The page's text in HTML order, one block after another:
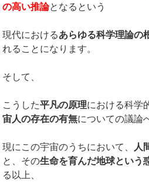
の高い推論となるという
現代におけるあらゆる科学理論の
れることになります。
そして、
こうした平凡の原理における科学
宙人の存在の有無についての議論
現にこの宇宙のうちにおいて、
人
と、その生命を育んだ地球という
る以上、